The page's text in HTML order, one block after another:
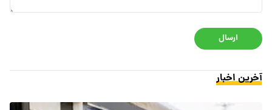
ارسال
آخرین اخبار